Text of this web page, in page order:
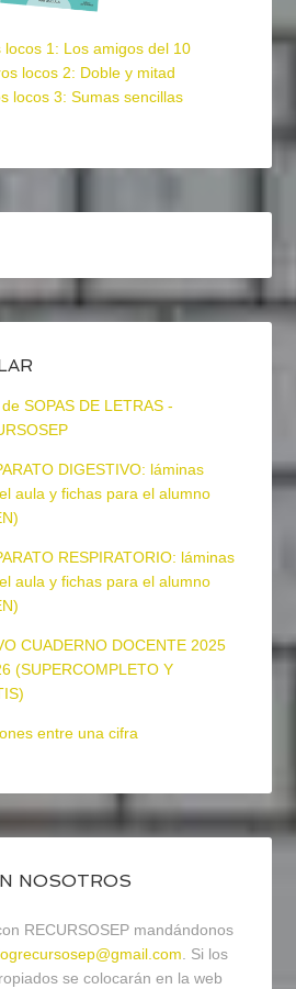
locos 1: Los amigos del 10
locos 2: Doble y mitad
locos 3: Sumas sencillas
SOPAS DE LETRAS -
DIGESTIVO: láminas
aula y fichas para el alumno
RESPIRATORIO: láminas
aula y fichas para el alumno
CUADERNO DOCENTE 2025
(SUPERCOMPLETO Y
entre una cifra
NOSOTROS
RECURSOSEP mandándonos
. Si los
se colocarán en la web